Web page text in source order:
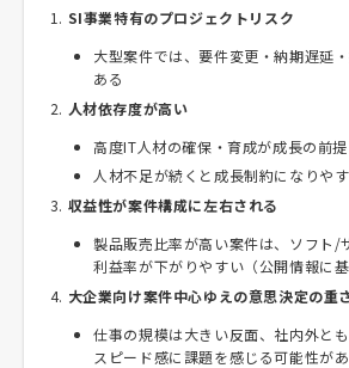
SI事業特有のプロジェクトリスク
大型案件では、要件変更・納期遅延
ある
人材依存度が高い
高度IT人材の確保・育成が成長の前提
人材不足が続くと成長制約になりや
収益性が案件構成に左右される
製品販売比率が高い案件は、ソフト/
利益率が下がりやすい（公開情報に基
大企業向け案件中心ゆえの意思決定の重
仕事の規模は大きい反面、社内外とも
スピード感に課題を感じる可能性が